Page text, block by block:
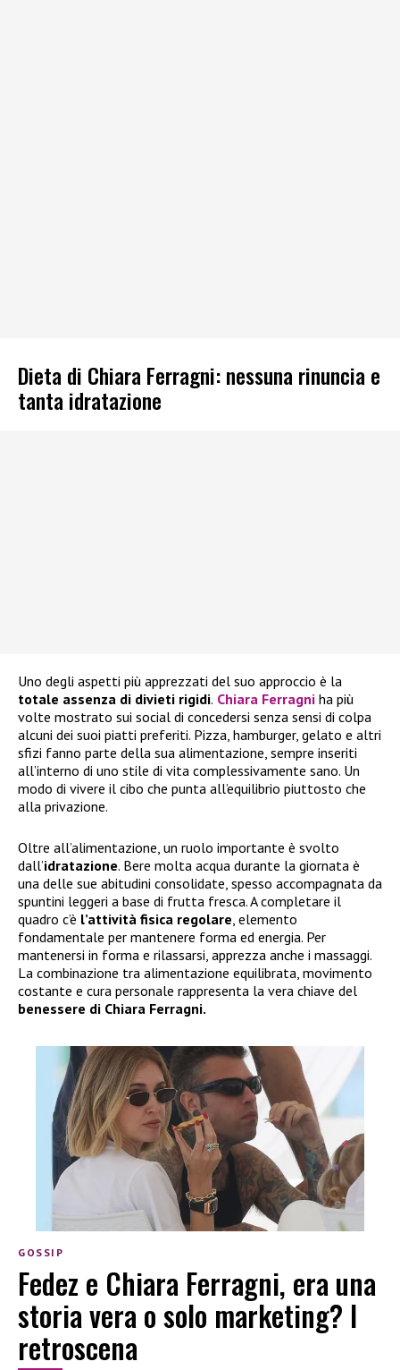
Dieta di Chiara Ferragni: nessuna rinuncia e
tanta idratazione
Uno degli aspetti più apprezzati del suo approccio è la
totale assenza di divieti rigidi. Chiara Ferragni ha più
volte mostrato sui social di concedersi senza sensi di colpa
alcuni dei suoi piatti preferiti. Pizza, hamburger, gelato e altri
sfizi fanno parte della sua alimentazione, sempre inseriti
all’interno di uno stile di vita complessivamente sano. Un
modo di vivere il cibo che punta all’equilibrio piuttosto che
alla privazione.
Oltre all’alimentazione, un ruolo importante è svolto
dall’idratazione. Bere molta acqua durante la giornata è
una delle sue abitudini consolidate, spesso accompagnata da
spuntini leggeri a base di frutta fresca. A completare il
quadro c’è l’attività fisica regolare, elemento
fondamentale per mantenere forma ed energia. Per
mantenersi in forma e rilassarsi, apprezza anche i massaggi.
La combinazione tra alimentazione equilibrata, movimento
costante e cura personale rappresenta la vera chiave del
benessere di Chiara Ferragni.
GOSSIP
Fedez e Chiara Ferragni, era una
storia vera o solo marketing? I
retroscena